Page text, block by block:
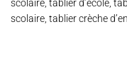
scolaire, tablier d’école,
scolaire, tablier crèche